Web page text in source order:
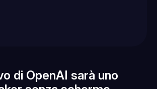
di OpenAI sarà uno